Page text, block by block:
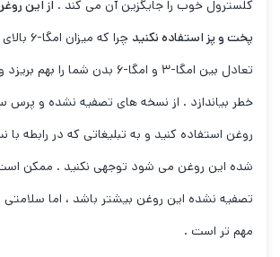
کلسترول خوب را جایگزین آن می کند . از این
پخت و پز استفاده نکنید
چرا که
تعادل بین امگا-۳ و امگا-۶ بدن شما
خطر بیاندازد . از نسخه های تصفیه نشده و پرس
روغن استفاده کنید و به تبلیغاتی که در رابطه
شده این روغن می شود توجهی نکنید . ممکن
تصفیه نشده این روغن بیشتر باشد ، اما سلامتی
مهم تر است .